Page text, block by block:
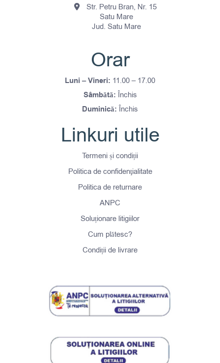
Str. Petru Bran, Nr. 15
Satu Mare
Jud. Satu Mare
Orar
Luni – Vineri: 11.00 – 17.00
Sâmbătă: Închis
Duminică: Închis
Linkuri utile
Termeni și condiții
Politica de confidenţialitate
Politica de returnare
ANPC
Soluționare litigiilor
Cum plătesc?
Condiții de livrare